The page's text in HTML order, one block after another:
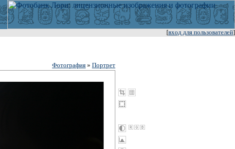
[вход для пользователей]
Фотография » Портрет